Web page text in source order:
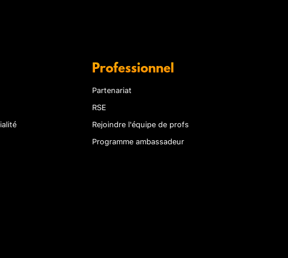
Professionnel
Partenariat
RSE
Rejoindre l'équipe de profs
Programme ambassadeur